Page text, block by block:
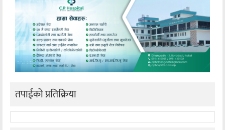
तपाईको प्रतिक्रिया